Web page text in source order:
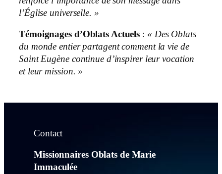
l’Église universelle. »
Témoignages d’Oblats Actuels : « Des Oblats
du monde entier partagent comment la vie de
Saint Eugène continue d’inspirer leur vocation
et leur mission. »
Contact
Missionnaires Oblats de Marie
Immaculée